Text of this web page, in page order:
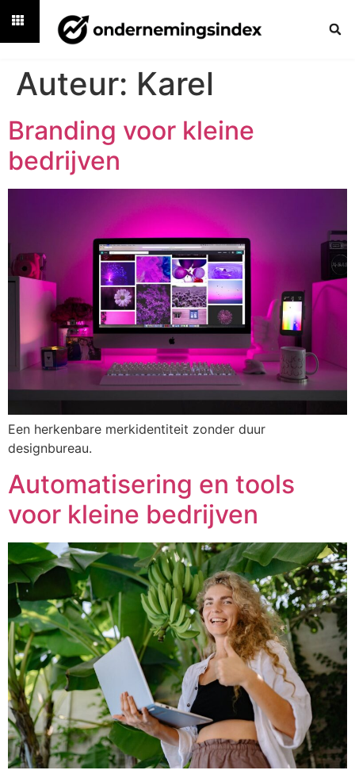
Auteur: Karel
Branding voor kleine
bedrijven
Een herkenbare merkidentiteit zonder duur
designbureau.
Automatisering en tools
voor kleine bedrijven